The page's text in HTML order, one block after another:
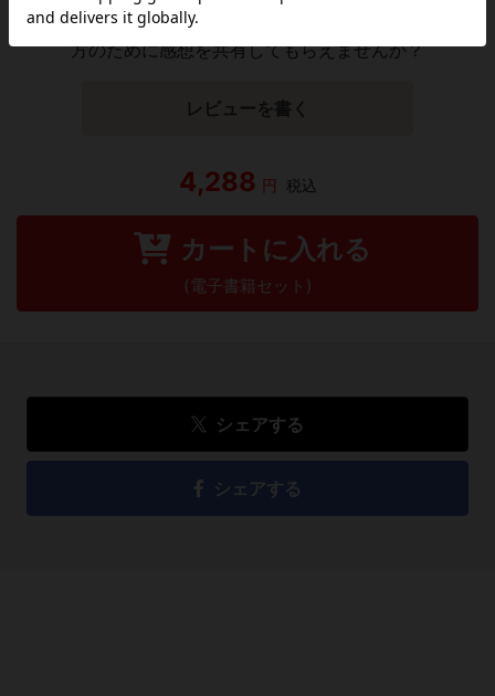
この作品にはまだレビューがありません。 今後読まれる
方のために感想を共有してもらえませんか？
レビューを書く
4,288 円 税込
カートに入れる
(電子書籍セット)
シェアする
シェアする